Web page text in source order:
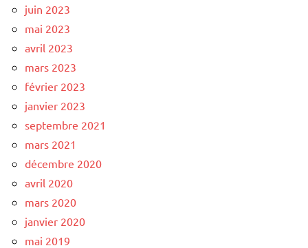
juin 2023
mai 2023
avril 2023
mars 2023
février 2023
janvier 2023
septembre 2021
mars 2021
décembre 2020
avril 2020
mars 2020
janvier 2020
mai 2019